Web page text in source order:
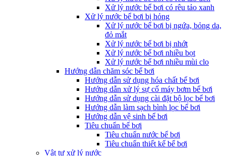
Xử lý nước bể bơi có rêu tảo xanh
Xử lý nước bể bơi bị hỏng
Xử lý nước bể bơi bị ngứa, bỏng da,
đỏ mắt
Xử lý nước bể bơi bị nhớt
Xử lý nước bể bơi nhiều bọt
Xử lý nước bể bơi nhiều mùi clo
Hướng dẫn chăm sóc bể bơi
Hướng dẫn sử dụng hóa chất bể bơi
Hướng dẫn xử lý sự cố máy bơm bể bơi
Hướng dẫn sử dụng cài đặt bộ lọc bể bơi
Hướng dẫn làm sạch bình lọc bể bơi
Hướng dẫn vệ sinh bể bơi
Tiêu chuẩn bể bơi
Tiêu chuẩn nước bể bơi
Tiêu chuẩn thiết kế bể bơi
Vật tư xử lý nước